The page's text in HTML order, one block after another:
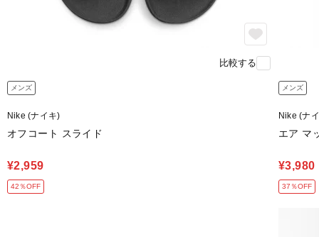
比較する
メンズ
Nike (ナイキ)
オフコート スライド
¥2,959
42％OFF
メンズ
Nike (ナ
エア マ
¥3,980
37％OFF